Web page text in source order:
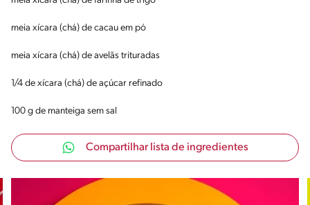
meia xícara (chá) de cacau em pó
meia xícara (chá) de avelãs trituradas
1/4 de xícara (chá) de açúcar refinado
100 g de manteiga sem sal
Compartilhar lista de ingredientes